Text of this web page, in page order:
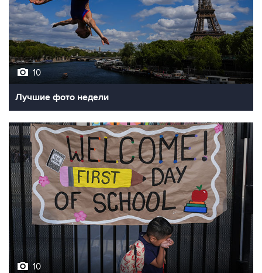
10
Лучшие фото недели
10